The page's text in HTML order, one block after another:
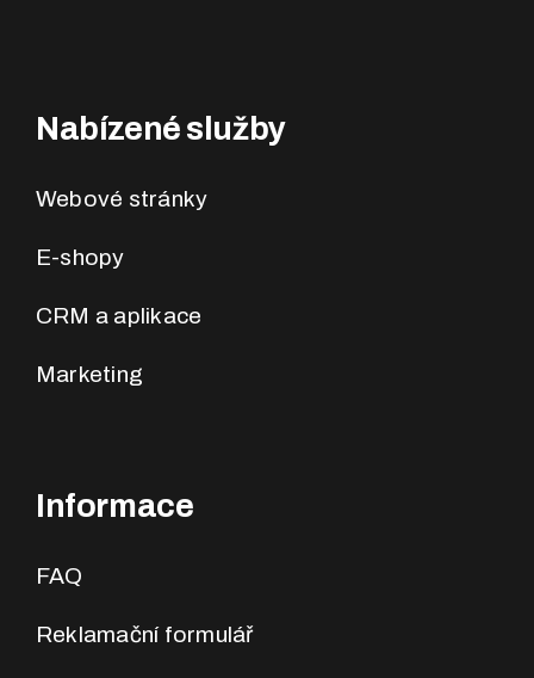
Nabízené služby
Webové stránky
E-shopy
CRM a aplikace
Marketing
Informace
FAQ
Reklamační formulář